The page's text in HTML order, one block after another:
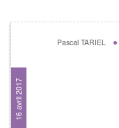
16 avril 2017
Pascal TARIEL